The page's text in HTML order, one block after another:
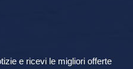
e ricevi le migliori offerte